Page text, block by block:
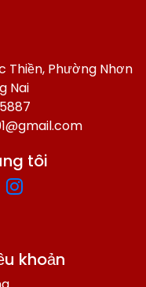
Thiền, Phường Nhơn
Nai
tôi
khoản